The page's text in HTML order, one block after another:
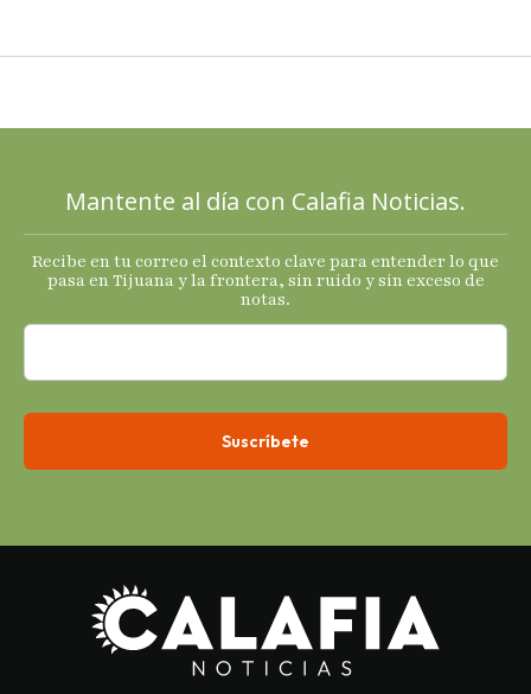
2025 con
termómetro
s
económicos.
Mantente al día con Calafia Noticias.
Recibe en tu correo el contexto clave para entender lo que
pasa en Tijuana y la frontera, sin ruido y sin exceso de
notas.